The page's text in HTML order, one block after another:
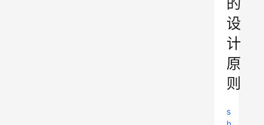
设
计
原
则
s